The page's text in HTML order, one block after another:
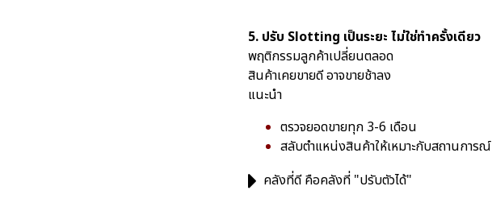
5. ปรับ Slotting เป็นระยะ ไม่ใช่ทำครั้งเดียว
พฤติกรรมลูกค้าเปลี่ยนตลอด
สินค้าเคยขายดี อาจขายช้าลง
แนะนำ
ตรวจยอดขายทุก 3-6 เดือน
สลับตำแหน่งสินค้าให้เหมาะกับสถานการณ์
คลังที่ดี คือคลังที่ "ปรับตัวได้"